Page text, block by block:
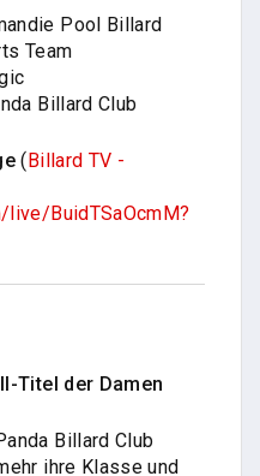
Pool Billard
Team
Billard Club
(Billard TV -
BuidTSaOcmM?
Titel der Damen
Billard Club
ihre Klasse und